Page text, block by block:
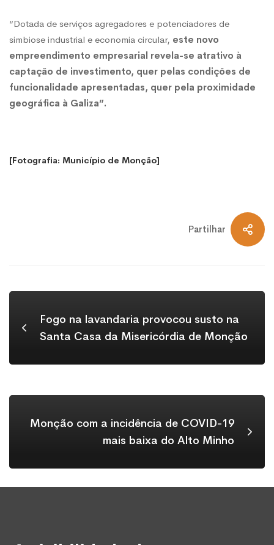
“Dotada de serviços agregadores e potenciadores de
simbiose industrial e economia circular, este novo
empreendimento empresarial revela-se atrativo à
captação de investimento, quer pelas condições de
funcionalidade apresentadas, quer pela proximidade
geográfica à Galiza”.
[Fotografia: Município de Monção]
Partilhar
Fogo na lavandaria provocou susto na
Santa Casa da Misericórdia de Monção
Monção com a incidência de COVID-19
mais baixa do Alto Minho